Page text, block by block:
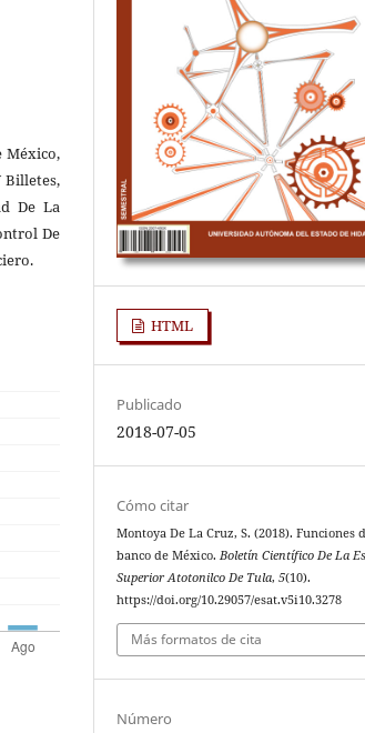
México,
Billetes,
De La
De
HTML
Publicado
2018-07-05
Cómo citar
Montoya De La Cruz, S. (2018). Funciones
banco de México.Boletín Científico De La
Superior Atotonilco De Tula,5(10).
https://doi.org/10.29057/esat.v5i10.3278
Más formatos de cita
Número